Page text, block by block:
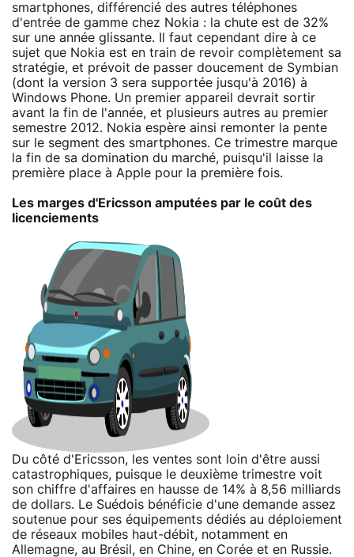
smartphones, différencié des autres téléphones
d'entrée de gamme chez Nokia : la chute est de 32%
sur une année glissante. Il faut cependant dire à ce
sujet que Nokia est en train de revoir complètement sa
stratégie, et prévoit de passer doucement de Symbian
(dont la version 3 sera supportée jusqu'à 2016) à
Windows Phone. Un premier appareil devrait sortir
avant la fin de l'année, et plusieurs autres au premier
semestre 2012. Nokia espère ainsi remonter la pente
sur le segment des smartphones. Ce trimestre marque
la fin de sa domination du marché, puisqu'il laisse la
première place à Apple pour la première fois.
Les marges d'Ericsson amputées par le coût des
licenciements
Du côté d'Ericsson, les ventes sont loin d'être aussi
catastrophiques, puisque le deuxième trimestre voit
son chiffre d'affaires en hausse de 14% à 8,56 milliards
de dollars. Le Suédois bénéficie d'une demande assez
soutenue pour ses équipements dédiés au déploiement
de réseaux mobiles haut-débit, notamment en
Allemagne, au Brésil, en Chine, en Corée et en Russie.